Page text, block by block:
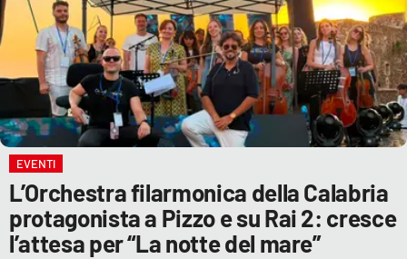
EVENTI
L’Orchestra filarmonica della Calabria
protagonista a Pizzo e su Rai 2: cresce
l’attesa per “La notte del mare”